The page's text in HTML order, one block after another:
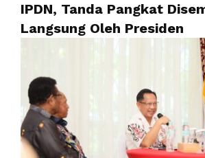
IPDN, Tanda Pangkat
Langsung Oleh Presiden